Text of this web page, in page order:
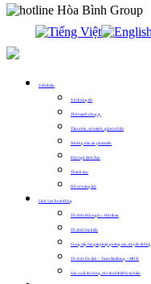
Giới thiệu
Về chúng tôi
Thế mạnh công ty
Tầm nhìn, sứ mệnh, giá trị cốt lõi
Những dấu ấn phát triển
Đội ngũ lãnh đạo
Thành tựu
Hồ sơ năng lực
Lĩnh vực hoạt động
Tổ chức Hội nghị – Hội thảo
Tổ chức Sự kiện
Cung cấp các giải pháp quảng cáo, truyền thông
Tổ chức Du lịch – Team Building – MICE
Sản xuất, thi công, cho thuê thiết bị sự kiện